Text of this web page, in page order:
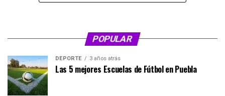
POPULAR
DEPORTE 3 años atrás
Las 5 mejores Escuelas de Fútbol en Puebla